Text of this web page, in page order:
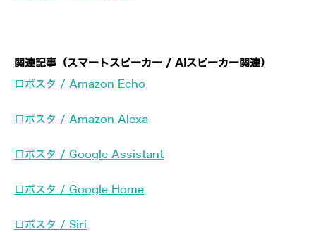
関連記事（スマートスピーカー / AIスピーカー関連）
ロボスタ / Amazon Echo
ロボスタ / Amazon Alexa
ロボスタ / Google Assistant
ロボスタ / Google Home
ロボスタ / Siri